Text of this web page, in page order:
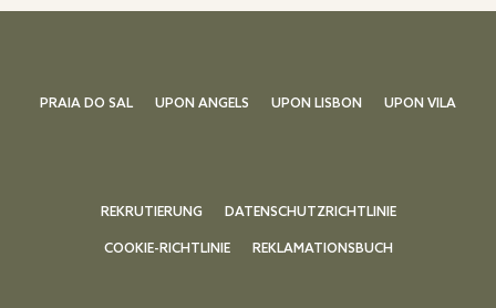
PRAIA DO SAL UPON ANGELS UPON LISBON UPON VILA
REKRUTIERUNG DATENSCHUTZRICHTLINIE
COOKIE-RICHTLINIE REKLAMATIONSBUCH